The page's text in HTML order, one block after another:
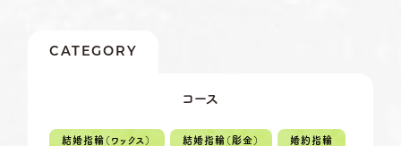
ペアリングはこちら
CATEGORY
コース
結婚指輪（ワックス） 結婚指輪（彫金） 婚約指輪
10:00〜18:30
※祝日の場合は営業